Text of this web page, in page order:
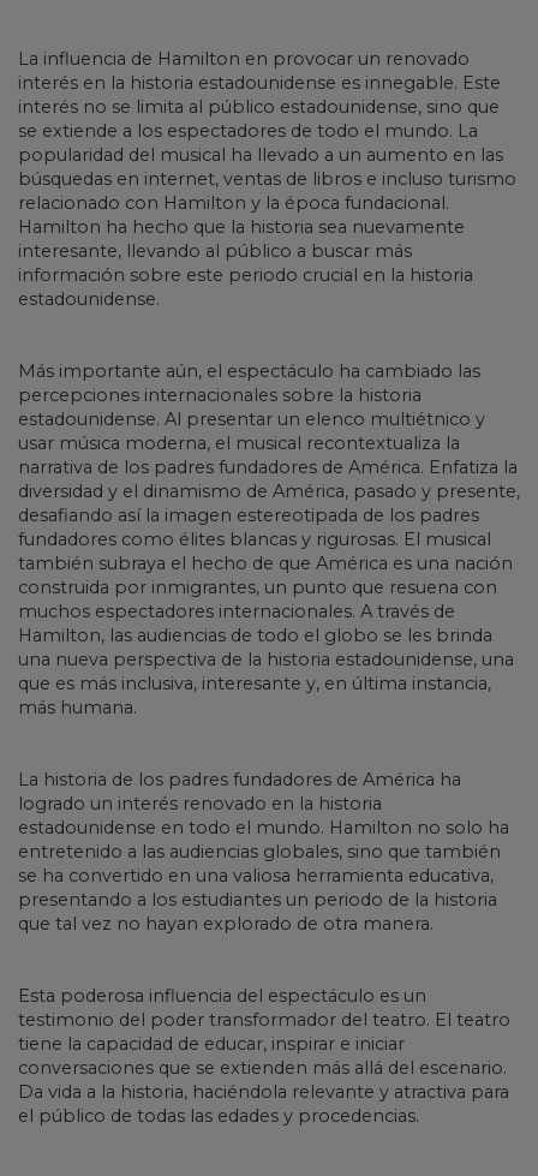
La influencia de Hamilton en provocar un renovado
interés en la historia estadounidense es innegable. Este
interés no se limita al público estadounidense, sino que
se extiende a los espectadores de todo el mundo. La
popularidad del musical ha llevado a un aumento en las
búsquedas en internet, ventas de libros e incluso turismo
relacionado con Hamilton y la época fundacional.
Hamilton ha hecho que la historia sea nuevamente
interesante, llevando al público a buscar más
información sobre este periodo crucial en la historia
estadounidense.
Más importante aún, el espectáculo ha cambiado las
percepciones internacionales sobre la historia
estadounidense. Al presentar un elenco multiétnico y
usar música moderna, el musical recontextualiza la
narrativa de los padres fundadores de América. Enfatiza la
diversidad y el dinamismo de América, pasado y presente,
desafiando así la imagen estereotipada de los padres
fundadores como élites blancas y rigurosas. El musical
también subraya el hecho de que América es una nación
construida por inmigrantes, un punto que resuena con
muchos espectadores internacionales. A través de
Hamilton, las audiencias de todo el globo se les brinda
una nueva perspectiva de la historia estadounidense, una
que es más inclusiva, interesante y, en última instancia,
más humana.
La historia de los padres fundadores de América ha
logrado un interés renovado en la historia
estadounidense en todo el mundo. Hamilton no solo ha
entretenido a las audiencias globales, sino que también
se ha convertido en una valiosa herramienta educativa,
presentando a los estudiantes un periodo de la historia
que tal vez no hayan explorado de otra manera.
Esta poderosa influencia del espectáculo es un
testimonio del poder transformador del teatro. El teatro
tiene la capacidad de educar, inspirar e iniciar
conversaciones que se extienden más allá del escenario.
Da vida a la historia, haciéndola relevante y atractiva para
el público de todas las edades y procedencias.